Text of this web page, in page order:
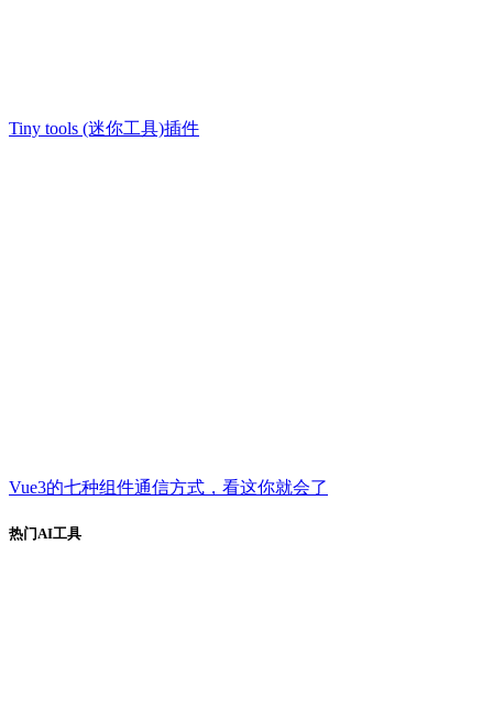
Tiny tools (迷你工具)插件
Vue3的七种组件通信方式，看这你就会了
热门AI工具